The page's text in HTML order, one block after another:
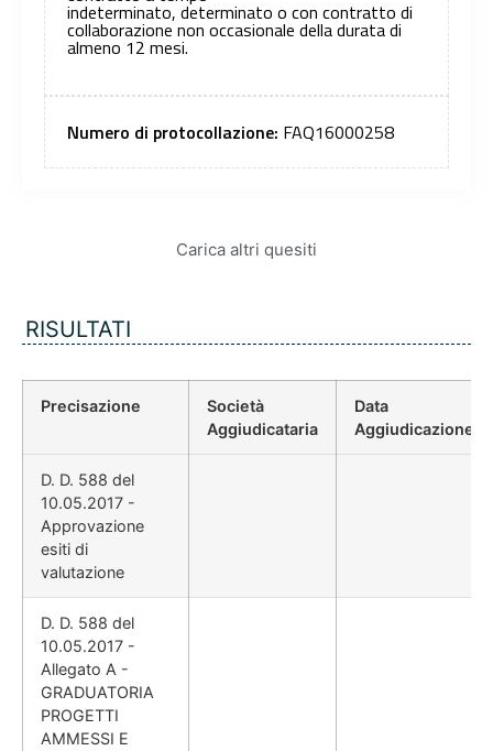
indeterminato, determinato o con contratto di
collaborazione non occasionale della durata di
almeno 12 mesi.
Numero di protocollazione: FAQ16000258
Carica altri quesiti
RISULTATI
Precisazione
Società
Aggiudicataria
Data
Aggiudicazione
D. D. 588 del
10.05.2017 -
Approvazione
esiti di
valutazione
D. D. 588 del
10.05.2017 -
Allegato A -
GRADUATORIA
PROGETTI
AMMESSI E